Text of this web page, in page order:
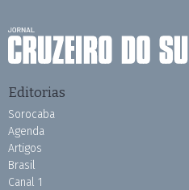
Editorias
Sorocaba
Agenda
Artigos
Brasil
Canal 1